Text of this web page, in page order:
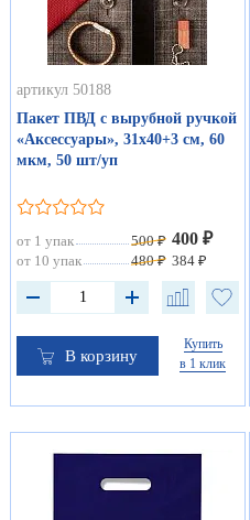
артикул 50188
Пакет ПВД с вырубной ручкой
«Аксессуары», 31х40+3 см, 60
мкм, 50 шт/уп
от 1 упак 500 ₽ 400 ₽
от 10 упак 480 ₽ 384 ₽
В корзину
Купить
в 1 клик